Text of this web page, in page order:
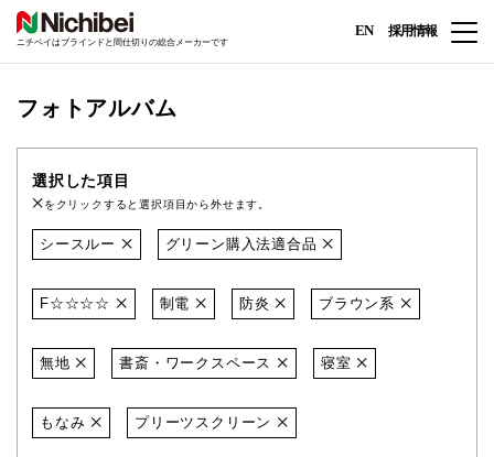
ニチベイはブラインドと間仕切りの総合メーカーです
EN 採用情報
フォトアルバム
選択した項目
をクリックすると選択項目から外せます。
シースルー グリーン購入法適合品
F☆☆☆☆ 制電 防炎 ブラウン系
無地 書斎・ワークスペース 寝室
もなみ プリーツスクリーン